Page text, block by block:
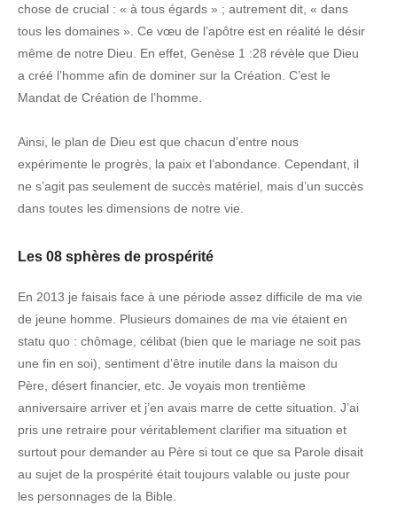
chose de crucial : « à tous égards » ; autrement dit, « dans
tous les domaines ». Ce vœu de l’apôtre est en réalité le désir
même de notre Dieu. En effet, Genèse 1 :28 révèle que Dieu
a créé l’homme afin de dominer sur la Création. C’est le
Mandat de Création de l’homme.
Ainsi, le plan de Dieu est que chacun d’entre nous
expérimente le progrès, la paix et l’abondance. Cependant, il
ne s’agit pas seulement de succès matériel, mais d’un succès
dans toutes les dimensions de notre vie.
Les 08 sphères de prospérité
En 2013 je faisais face à une période assez difficile de ma vie
de jeune homme. Plusieurs domaines de ma vie étaient en
statu quo : chômage, célibat (bien que le mariage ne soit pas
une fin en soi), sentiment d’être inutile dans la maison du
Père, désert financier, etc. Je voyais mon trentième
anniversaire arriver et j’en avais marre de cette situation. J’ai
pris une retraire pour véritablement clarifier ma situation et
surtout pour demander au Père si tout ce que sa Parole disait
au sujet de la prospérité était toujours valable ou juste pour
les personnages de la Bible.